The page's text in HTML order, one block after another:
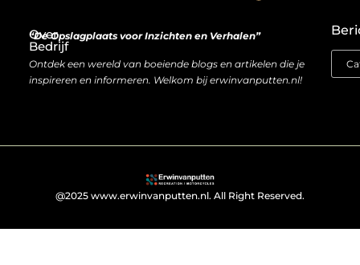
Over
Bedrijf
“De Opslagplaats voor Inzichten en Verhalen”
Ontdek een wereld van boeiende blogs en artikelen die je
inspireren en informeren. Welkom bij erwinvanputten.nl!
@2025 www.erwinvanputten.nl. All Right Reserved.